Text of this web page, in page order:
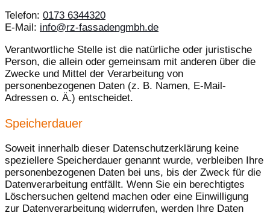
Telefon: 0173 6344320
E-Mail: info@rz-fassadengmbh.de
Verantwortliche Stelle ist die natürliche oder juristische
Person, die allein oder gemeinsam mit anderen über die
Zwecke und Mittel der Verarbeitung von
personenbezogenen Daten (z. B. Namen, E-Mail-
Adressen o. Ä.) entscheidet.
Speicherdauer
Soweit innerhalb dieser Datenschutzerklärung keine
speziellere Speicherdauer genannt wurde, verbleiben Ihre
personenbezogenen Daten bei uns, bis der Zweck für die
Datenverarbeitung entfällt. Wenn Sie ein berechtigtes
Löschersuchen geltend machen oder eine Einwilligung
zur Datenverarbeitung widerrufen, werden Ihre Daten